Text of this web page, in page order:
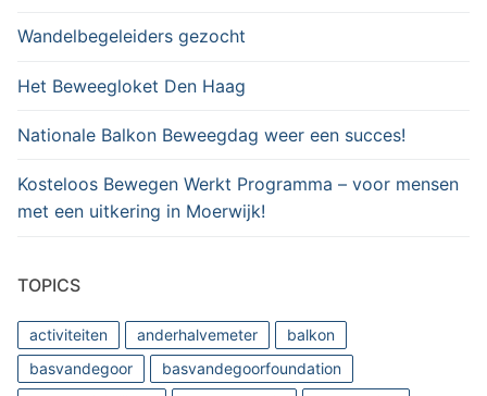
Wandelbegeleiders gezocht
Het Beweegloket Den Haag
Nationale Balkon Beweegdag weer een succes!
Kosteloos Bewegen Werkt Programma – voor mensen
met een uitkering in Moerwijk!
TOPICS
activiteiten anderhalvemeter
balkon
basvandegoor
basvandegoorfoundation